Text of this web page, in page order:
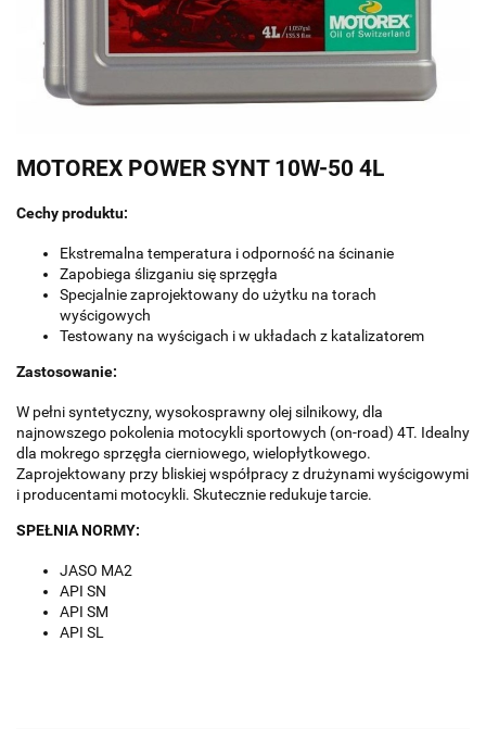
MOTOREX POWER SYNT 10W-50 4L
Cechy produktu:
Ekstremalna temperatura i odporność na ścinanie
Zapobiega ślizganiu się sprzęgła
Specjalnie zaprojektowany do użytku na torach
wyścigowych
Testowany na wyścigach i w układach z katalizatorem
Zastosowanie:
W pełni syntetyczny, wysokosprawny olej silnikowy, dla
najnowszego pokolenia motocykli sportowych (on-road) 4T. Idealny
dla mokrego sprzęgła cierniowego, wielopłytkowego.
Zaprojektowany przy bliskiej współpracy z drużynami wyścigowymi
i producentami motocykli. Skutecznie redukuje tarcie.
SPEŁNIA NORMY:
JASO MA2
API SN
API SM
API SL